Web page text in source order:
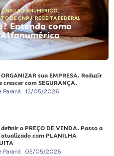
CNPJ ALFANUMÉRICO,
DE CNPJ,RECEITA FEDERAL
Entenda como
sua EMPRESA. Reduzir
crescer com SEGURANÇA.
Paraná 12/05/2026
o PREÇO DE VENDA. Passo a
atualizado com PLANILHA
Paraná 05/05/2026